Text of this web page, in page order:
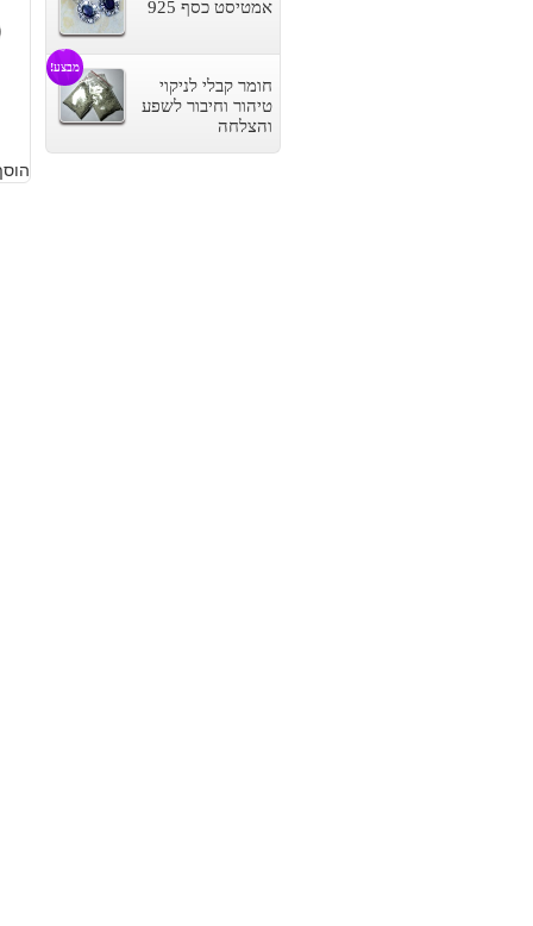
אמטיסט כסף 925
חומר קבלי לניקוי
טיהור וחיבור לשפע
והצלחה
מבצע!